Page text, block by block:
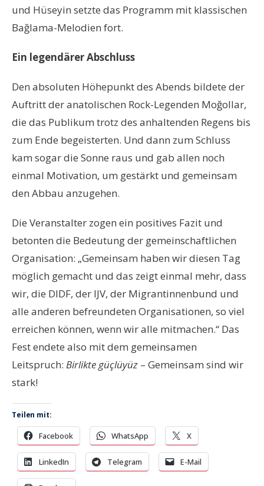
und Hüseyin setzte das Programm mit klassischen
Bağlama-Melodien fort.
Ein legendärer Abschluss
Den absoluten Höhepunkt des Abends bildete der
Auftritt der anatolischen Rock-Legenden Moğollar,
die das Publikum trotz des anhaltenden Regens bis
zum Ende begeisterten. Und dann zum Schluss
kam sogar die Sonne raus und gab allen noch
einmal Motivation, um gestärkt und gemeinsam
den Abbau anzugehen.
Die Veranstalter zogen ein positives Fazit und
betonten die Bedeutung der gemeinschaftlichen
Organisation: „Gemeinsam haben wir diesen Tag
möglich gemacht und das zeigt einmal mehr, dass
wir, die DIDF, der IJV, der Migrantinnenbund und
alle anderen befreundeten Organisationen, so viel
erreichen können, wenn wir alle mitmachen.“ Das
Fest endete also mit dem gemeinsamen
Leitspruch: Birlikte güçlüyüz – Gemeinsam sind wir
stark!
Teilen mit:
Facebook WhatsApp X
LinkedIn Telegram E-Mail